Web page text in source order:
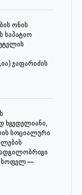
ონის
საპატიო
ჯაფარიძის
ხვედელიანი,
სოციალური
ადგილობრივი
სოფელ —